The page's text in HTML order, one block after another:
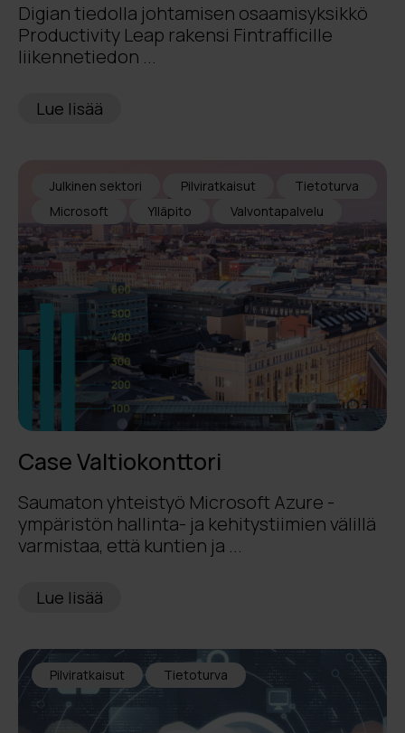
Digian tiedolla johtamisen osaamisyksikkö
Productivity Leap rakensi Fintrafficille
liikennetiedon ...
Lue lisää
Julkinen sektori Pilviratkaisut
Tietoturva
Microsoft
Ylläpito Valvontapalvelu
Case Valtiokonttori
Saumaton yhteistyö Microsoft Azure -
ympäristön hallinta- ja kehitystiimien välillä
varmistaa, että kuntien ja ...
Lue lisää
Pilviratkaisut Tietoturva